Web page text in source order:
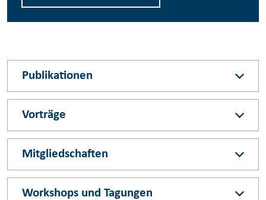
Publikationen
Vorträge
Mitgliedschaften
Workshops und Tagungen